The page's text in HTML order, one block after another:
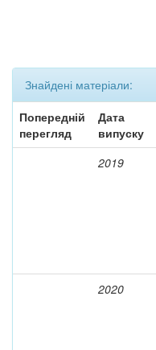
Знайдені матеріали:
Попередній
перегляд
Дата
випуску
2019
2020